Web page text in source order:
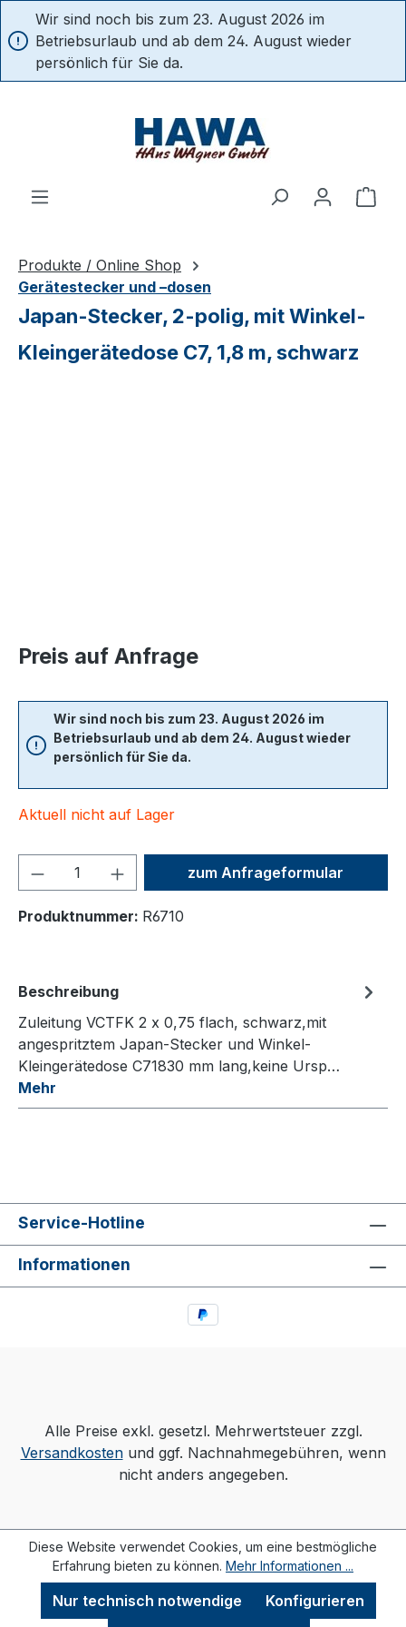
springen
Wir sind noch bis zum 23. August 2026 im
Betriebsurlaub und ab dem 24. August wieder
persönlich für Sie da.
Produkte / Online Shop
Gerätestecker und –dosen
Japan-Stecker, 2-polig, mit Winkel-
Kleingerätedose C7, 1,8 m, schwarz
Preis auf Anfrage
Wir sind noch bis zum 23. August 2026 im
Betriebsurlaub und ab dem 24. August wieder
persönlich für Sie da.
Aktuell nicht auf Lager
Produkt Anzahl: Gib den
zum Anfrageformular
Produktnummer: R6710
Beschreibung
Zuleitung VCTFK 2 x 0,75 flach, schwarz,mit
angespritztem Japan-Stecker und Winkel-
Kleingerätedose C71830 mm lang,keine Ursp…
Mehr
Service-Hotline
Informationen
Alle Preise exkl. gesetzl. Mehrwertsteuer zzgl.
Versandkostenund ggf. Nachnahmegebühren, wenn
nicht anders angegeben.
Diese Website verwendet Cookies, um eine bestmögliche
Erfahrung bieten zu können. Mehr Informationen ...
Nur technisch notwendige Konfigurieren